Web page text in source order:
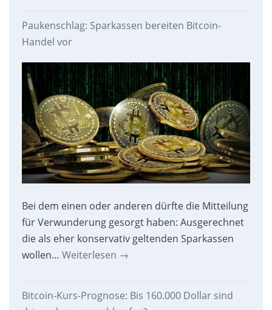
Paukenschlag: Sparkassen bereiten Bitcoin-
Handel vor
Bei dem einen oder anderen dürfte die Mitteilung
für Verwunderung gesorgt haben: Ausgerechnet
die als eher konservativ geltenden Sparkassen
wollen… Weiterlesen →
Bitcoin-Kurs-Prognose: Bis 160.000 Dollar sind